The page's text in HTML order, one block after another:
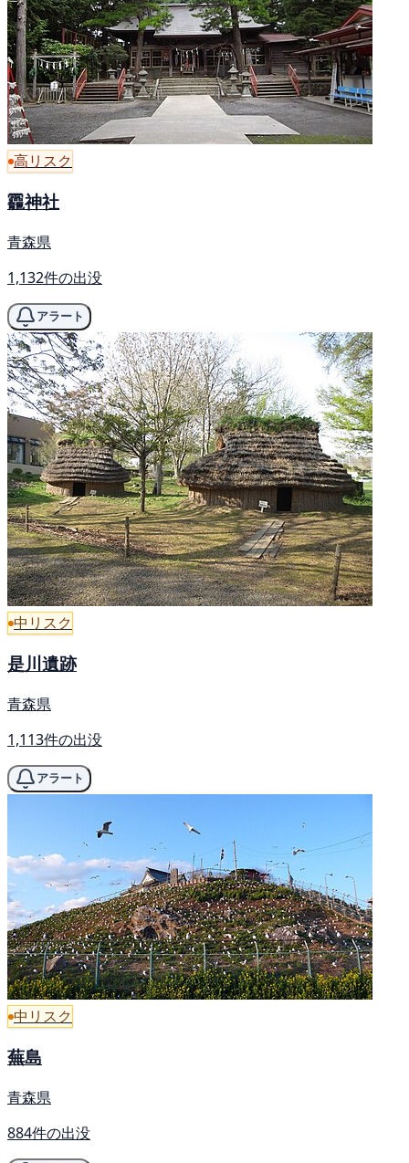
高リスク
龗神社
青森県
1,132件の出没
アラート
中リスク
是川遺跡
青森県
1,113件の出没
アラート
中リスク
蕪島
青森県
884件の出没